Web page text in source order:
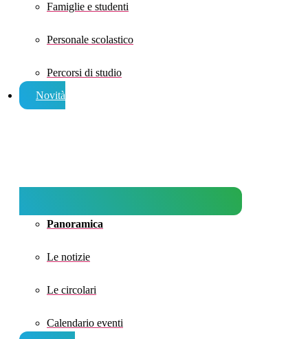
Famiglie e studenti
Personale scolastico
Percorsi di studio
Novità
Panoramica
Le notizie
Le circolari
Calendario eventi